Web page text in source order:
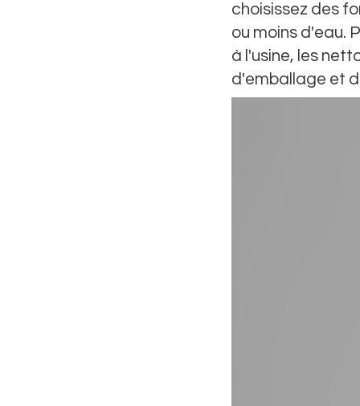
choisissez des
ou moins d'eau.
à l'usine, les
d'emballage et